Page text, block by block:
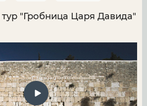
"Гробница Царя Давида"